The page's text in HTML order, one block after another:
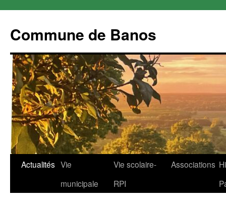
Commune de Banos
Aller
Actualités Vie
municipale
Vie scolaire-
RPI
Associations